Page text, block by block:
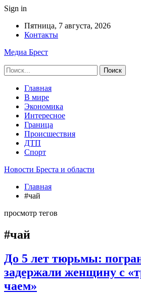
Sign in
Пятница, 7 августа, 2026
Контакты
Медиа Брест
Главная
В мире
Экономика
Интересное
Граница
Происшествия
ДТП
Спорт
Новости Бреста и области
Главная
#чай
просмотр тегов
#чай
До 5 лет тюрьмы:
задержали женщину с
чаем»